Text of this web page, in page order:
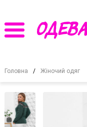
Головна Жіночий одяг